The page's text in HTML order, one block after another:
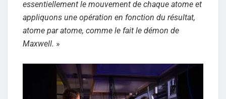
essentiellement le mouvement de chaque atome et
appliquons une opération en fonction du résultat,
atome par atome, comme le fait le démon de
Maxwell. »